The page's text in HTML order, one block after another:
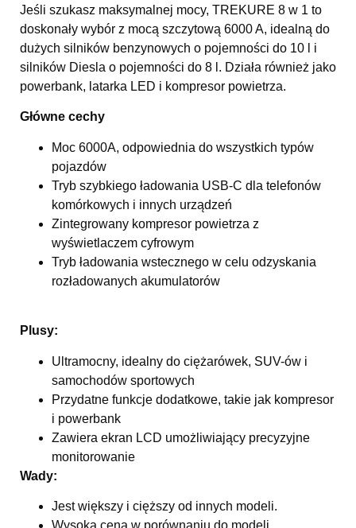
Jeśli szukasz maksymalnej mocy, TREKURE 8 w 1 to
doskonały wybór z mocą szczytową 6000 A, idealną do
dużych silników benzynowych o pojemności do 10 l i
silników Diesla o pojemności do 8 l. Działa również jako
powerbank, latarka LED i kompresor powietrza.
Główne cechy
Moc 6000A, odpowiednia do wszystkich typów
pojazdów
Tryb szybkiego ładowania USB-C dla telefonów
komórkowych i innych urządzeń
Zintegrowany kompresor powietrza z
wyświetlaczem cyfrowym
Tryb ładowania wstecznego w celu odzyskania
rozładowanych akumulatorów
Plusy:
Ultramocny, idealny do ciężarówek, SUV-ów i
samochodów sportowych
Przydatne funkcje dodatkowe, takie jak kompresor
i powerbank
Zawiera ekran LCD umożliwiający precyzyjne
monitorowanie
Wady:
Jest większy i cięższy od innych modeli.
Wysoka cena w porównaniu do modeli